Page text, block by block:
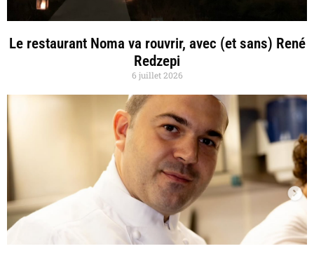
Le restaurant Noma va rouvrir, avec (et sans) René
Redzepi
6 juillet 2026